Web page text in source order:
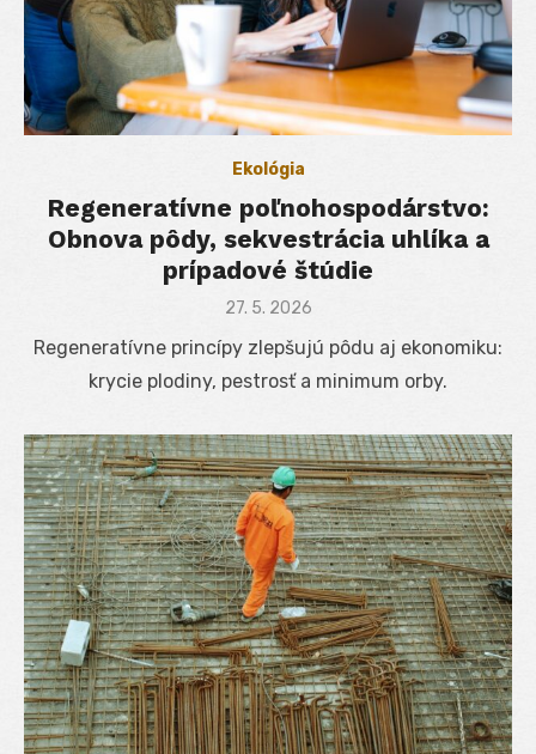
Ekológia
Regeneratívne poľnohospodárstvo:
Obnova pôdy, sekvestrácia uhlíka a
prípadové štúdie
Posted
27. 5. 2026
Regeneratívne princípy zlepšujú pôdu aj ekonomiku:
krycie plodiny, pestrosť a minimum orby.